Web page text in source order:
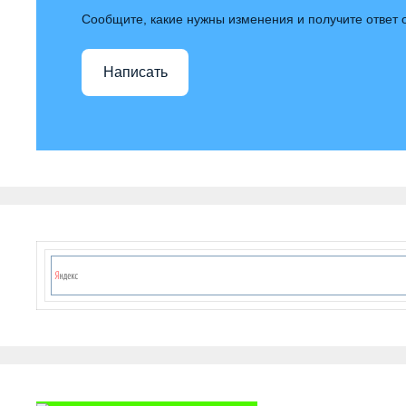
Сообщите, какие нужны изменения и получите ответ
Написать